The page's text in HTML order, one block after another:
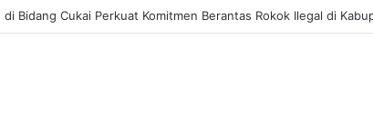
Bidang Cukai Perkuat Komitmen Berantas Rokok Ilegal di